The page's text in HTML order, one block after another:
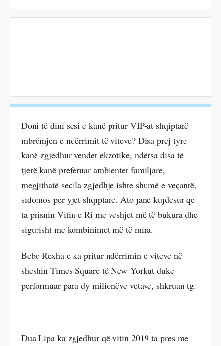
Doni të dini sesi e kanë pritur VIP-at shqiptarë
mbrëmjen e ndërrimit të viteve? Disa prej tyre
kanë zgjedhur vendet ekzotike, ndërsa disa të
tjerë kanë preferuar ambientet familjare,
megjithatë secila zgjedhje ishte shumë e veçantë,
sidomos për yjet shqiptare. Ato janë kujdesur që
ta prisnin Vitin e Ri me veshjet më të bukura dhe
sigurisht me kombinimet më të mira.
Bebe Rexha e ka pritur ndërrimin e viteve në
sheshin Times Square të New Yorkut duke
performuar para dy milionëve vetave, shkruan tg.
Dua Lipa ka zgjedhur që vitin 2019 ta pres me